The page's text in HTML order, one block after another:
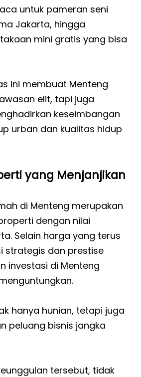
untuk pameran seni
Jakarta, hingga
mini gratis yang bisa
ini membuat Menteng
elit, tapi juga
keseimbangan
urban dan kualitas hidup
yang Menjanjikan
di Menteng merupakan
dengan nilai
Selain harga yang terus
strategis dan prestise
investasi di Menteng
hanya hunian, tetapi juga
peluang bisnis jangka
tersebut, tidak